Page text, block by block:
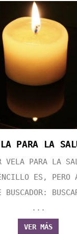
PARA LA
VELA PARA LA
ES, PERO
BUSCADOR:
...
VER MÁS